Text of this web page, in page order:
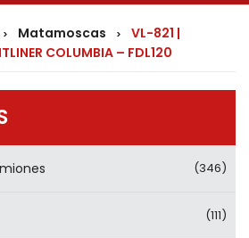
> Matamoscas >
VL-821 |
COLUMBIA – FDL120
(346)
(111)